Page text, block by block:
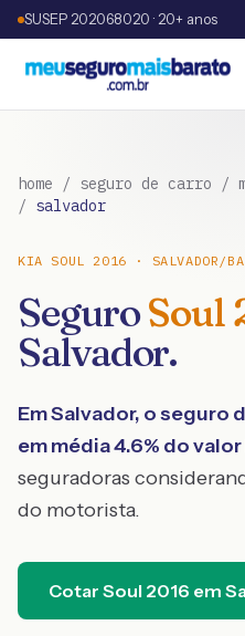
SUSEP 202068020 · 20+ anos
home / seguro de carro /
/ salvador
KIA SOUL 2016 · SALVADOR /BA
SeguroSoul
Salvador.
EmSalvador, o seguro
em média4.6% do valor
seguradoras
do motorista.
Cotar Soul 2016 em